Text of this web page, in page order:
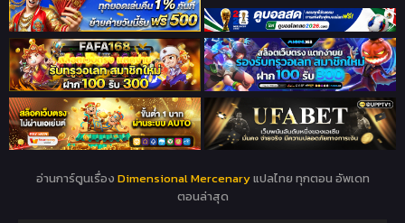
อ่านการ์ตูนเรื่อง Dimensional Mercenaryแปลไทย ทุกตอน อัพเดท
ตอนล่าสุด